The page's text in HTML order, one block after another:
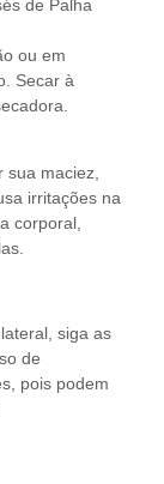
de Palha
ou em
Secar à
maciez,
irritações na
corporal,
siga as
de
pois podem